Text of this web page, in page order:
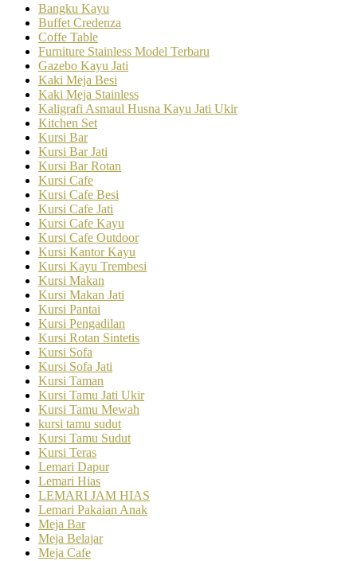
Bangku Kayu
Buffet Credenza
Coffe Table
Furniture Stainless Model Terbaru
Gazebo Kayu Jati
Kaki Meja Besi
Kaki Meja Stainless
Kaligrafi Asmaul Husna Kayu Jati Ukir
Kitchen Set
Kursi Bar
Kursi Bar Jati
Kursi Bar Rotan
Kursi Cafe
Kursi Cafe Besi
Kursi Cafe Jati
Kursi Cafe Kayu
Kursi Cafe Outdoor
Kursi Kantor Kayu
Kursi Kayu Trembesi
Kursi Makan
Kursi Makan Jati
Kursi Pantai
Kursi Pengadilan
Kursi Rotan Sintetis
Kursi Sofa
Kursi Sofa Jati
Kursi Taman
Kursi Tamu Jati Ukir
Kursi Tamu Mewah
kursi tamu sudut
Kursi Tamu Sudut
Kursi Teras
Lemari Dapur
Lemari Hias
LEMARI JAM HIAS
Lemari Pakaian Anak
Meja Bar
Meja Belajar
Meja Cafe